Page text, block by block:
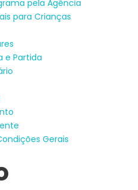
pela Agência
para Crianças
e Partida
Gerais